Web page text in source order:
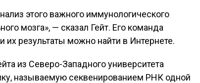
этого важного иммунологического
мозга», — сказал Гейт. Его команда
их результаты можно найти в Интернете.
из Северо-Западного университета
называемую секвенированием РНК одной